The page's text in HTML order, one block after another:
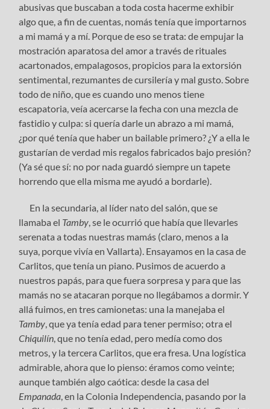
abusivas que buscaban a toda costa hacerme exhibir
algo que, a fin de cuentas, nomás tenía que importarnos
a mi mamá y a mí. Porque de eso se trata: de empujar la
mostración aparatosa del amor a través de rituales
acartonados, empalagosos, propicios para la extorsión
sentimental, rezumantes de cursilería y mal gusto. Sobre
todo de niño, que es cuando uno menos tiene
escapatoria, veía acercarse la fecha con una mezcla de
fastidio y culpa: si quería darle un abrazo a mi mamá,
¿por qué tenía que haber un bailable primero? ¿Y a ella le
gustarían de verdad mis regalos fabricados bajo presión?
(Ya sé que sí: no por nada guardó siempre un tapete
horrendo que ella misma me ayudó a bordarle).
En la secundaria, al líder nato del salón, que se
llamaba el Tamby, se le ocurrió que había que llevarles
serenata a todas nuestras mamás (claro, menos a la
suya, porque vivía en Vallarta). Ensayamos en la casa de
Carlitos, que tenía un piano. Pusimos de acuerdo a
nuestros papás, para que fuera sorpresa y para que las
mamás no se atacaran porque no llegábamos a dormir. Y
allá fuimos, en tres camionetas: una la manejaba el
Tamby, que ya tenía edad para tener permiso; otra el
Chiquilín, que no tenía edad, pero medía como dos
metros, y la tercera Carlitos, que era fresa. Una logística
admirable, ahora que lo pienso: éramos como veinte;
aunque también algo caótica: desde la casa del
Empanada, en la Colonia Independencia, pasando por la